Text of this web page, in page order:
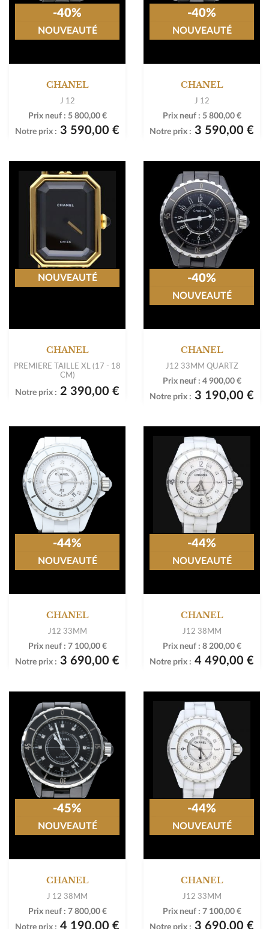
CHANEL
J 12
Prix neuf : 5 800,00 €
Notre prix : 3 590,00 €
-40%
NOUVEAUTÉ
CHANEL
J 12
Prix neuf : 5 800,00 €
Notre prix : 3 590,00 €
-40%
NOUVEAUTÉ
CHANEL
PREMIERE TAILLE XL (17 - 18
CM)
Notre prix : 2 390,00 €
NOUVEAUTÉ
CHANEL
J12 33MM QUARTZ
Prix neuf : 4 900,00 €
Notre prix : 3 190,00 €
-40%
NOUVEAUTÉ
CHANEL
J12 33MM
Prix neuf : 7 100,00 €
Notre prix : 3 690,00 €
-44%
NOUVEAUTÉ
CHANEL
J12 38MM
Prix neuf : 8 200,00 €
Notre prix : 4 490,00 €
-44%
NOUVEAUTÉ
CHANEL
J 12 38MM
Prix neuf : 7 800,00 €
Notre prix : 4 190,00 €
-45%
NOUVEAUTÉ
CHANEL
J12 33MM
Prix neuf : 7 100,00 €
Notre prix : 3 690,00 €
-44%
NOUVEAUTÉ